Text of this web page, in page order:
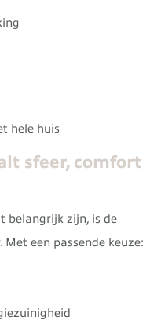
hele huis
sfeer, comfort
belangrijk zijn, is de
een passende keuze: